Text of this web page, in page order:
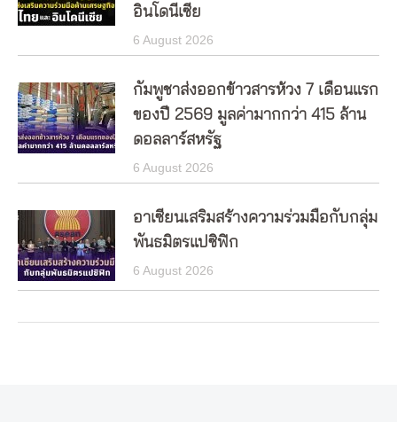
อินโดนีเซีย
6 August 2026
กัมพูชาส่งออกข้าวสารห้วง 7 เดือนแรก
ของปี 2569 มูลค่ามากกว่า 415 ล้าน
ดอลลาร์สหรัฐ
6 August 2026
อาเซียนเสริมสร้างความร่วมมือกับกลุ่ม
พันธมิตรแปซิฟิก
6 August 2026